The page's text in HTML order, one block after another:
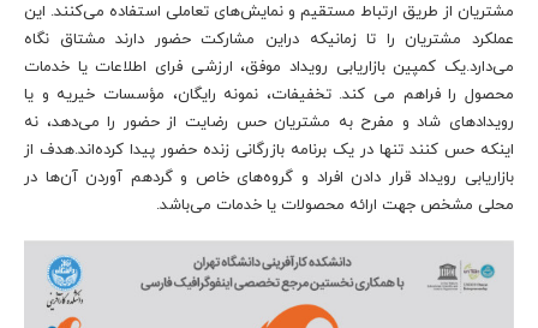
مشتریان از طریق ارتباط مستقیم و نمایش‌های تعاملی استفاده می‌کنند. این
عملکرد مشتریان را تا زمانیکه دراین مشارکت حضور دارند مشتاق نگاه
می‌دارد.یک کمپین بازاریابی رویداد موفق، ارزشی فرای اطلاعات یا خدمات
محصول را فراهم می کند. تخفیفات، نمونه رایگان، مؤسسات خیریه و یا
رویدادهای شاد و مفرح به مشتریان حس رضایت از حضور را می‌دهد، نه
اینکه حس کنند تنها در یک برنامه بازرگانی زنده حضور پیدا کرده‌اند.هدف از
بازاریابی رویداد قرار دادن افراد و گروه‌های خاص و گردهم آوردن آن‌ها در
محلی مشخص جهت ارائه محصولات یا خدمات می‌باشد.